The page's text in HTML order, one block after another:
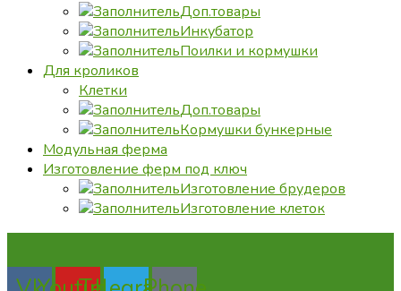
Доп.товары
Инкубатор
Поилки и кормушки
Для кроликов
Клетки
Доп.товары
Кормушки бункерные
Модульная ферма
Изготовление ферм под ключ
Изготовление брудеров
Изготовление клеток